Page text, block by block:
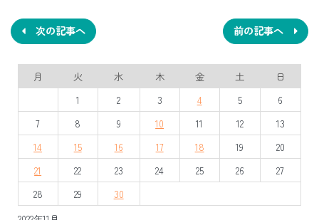
稿
ナ
ビ
ゲ
ー
シ
ョ
ン
前の記事へ
次の記事へ
月 火 水 木 金 土
日
1
2 3 4 5
6
7
8 9 10 11 12
13
14
15 16 17 18 19
20
21
22 23 24 25 26
27
28
29 30